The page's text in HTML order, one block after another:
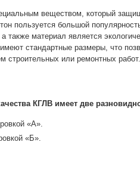
веществом, который
пользуется большой
также материал является
стандартные размеры, что
строительных или ремонтных работ.
КГЛВ имеет две
«А».
«Б».